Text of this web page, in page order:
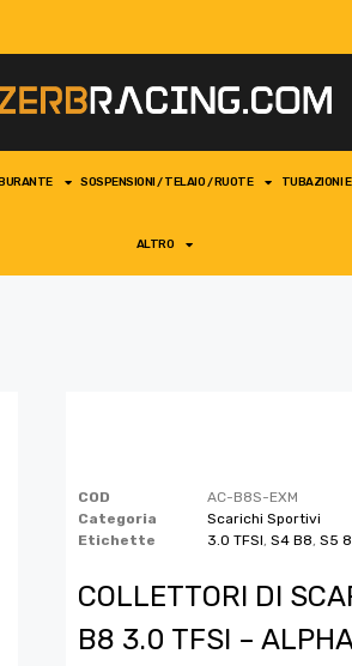
SOSPENSIONI / TELAIO / RUOTE TUBAZIONI
ALTRO
COD
AC-B8S-EXM
Categoria
Scarichi Sportivi
Etichette
3.0 TFSI, S4 B8, S5
COLLETTORI DI
B8 3.0 TFSI –